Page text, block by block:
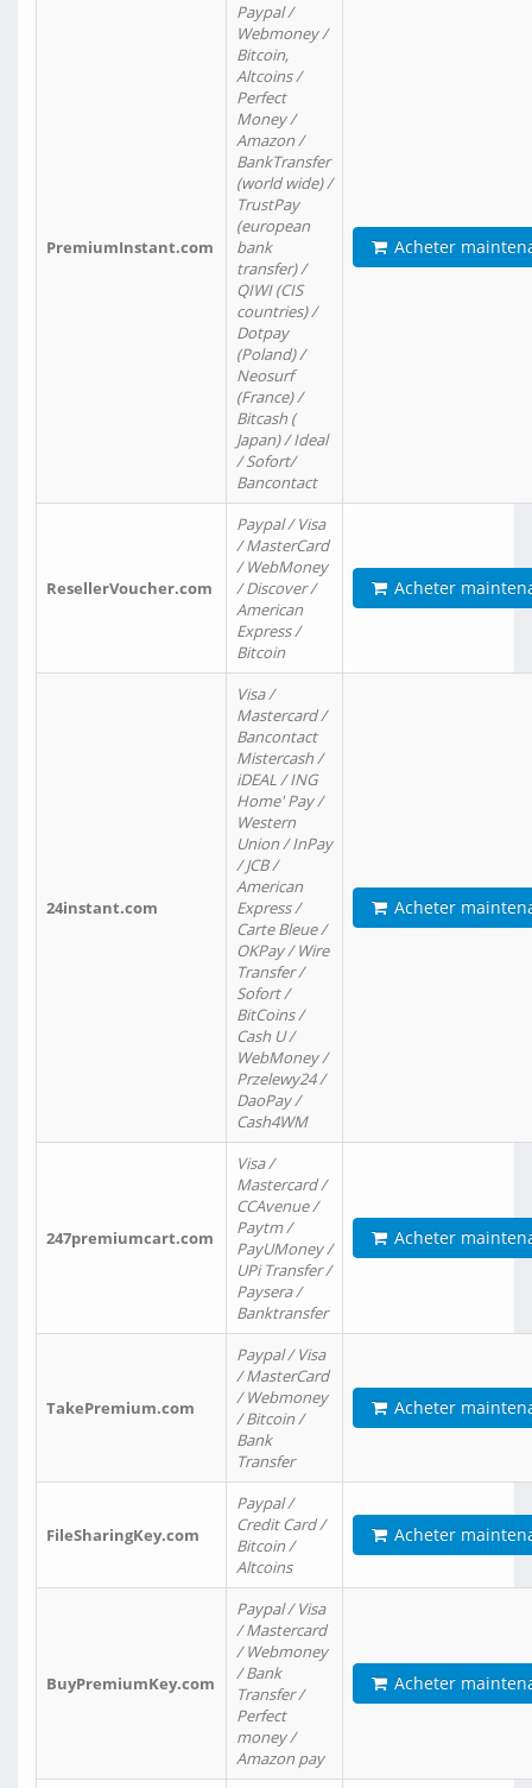
PremiumInstant.com
Paypal /
Webmoney /
Bitcoin,
Altcoins /
Perfect
Money /
Amazon /
BankTransfer
(world wide) /
TrustPay
(european
bank
transfer) /
QIWI (CIS
countries) /
Dotpay
(Poland) /
Neosurf
(France) /
Bitcash (
Japan) / Ideal
/ Sofort/
Bancontact
Acheter
ResellerVoucher.com
Paypal / Visa
/ MasterCard
/ WebMoney
/ Discover /
American
Express /
Bitcoin
Acheter
24instant.com
Visa /
Mastercard /
Bancontact
Mistercash /
iDEAL / ING
Home' Pay /
Western
Union / InPay
/ JCB /
American
Express /
Carte Bleue /
OKPay / Wire
Transfer /
Sofort /
BitCoins /
Cash U /
WebMoney /
Przelewy24 /
DaoPay /
Cash4WM
Acheter
247premiumcart.com
Visa /
Mastercard /
CCAvenue /
Paytm /
PayUMoney /
UPi Transfer /
Paysera /
Banktransfer
Acheter
TakePremium.com
Paypal / Visa
/ MasterCard
/ Webmoney
/ Bitcoin /
Bank
Transfer
Acheter
FileSharingKey.com
Paypal /
Credit Card /
Bitcoin /
Altcoins
Acheter
BuyPremiumKey.com
Paypal / Visa
/ Mastercard
/ Webmoney
/ Bank
Transfer /
Perfect
money /
Amazon pay
Acheter